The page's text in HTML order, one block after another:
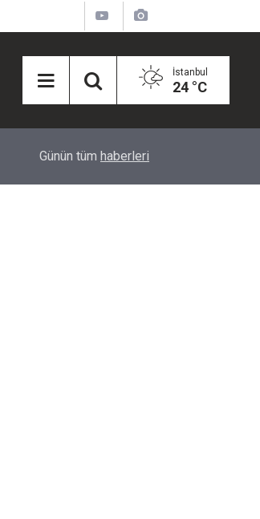
İstanbul
24 °C
Eğiti Bir Sen'den Kadınlar İçin Olay Teklif:
Günün tüm haberleri